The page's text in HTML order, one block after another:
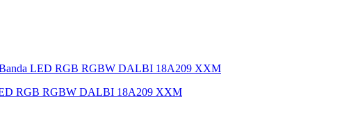
RGB RGBW DALBI 18A209 XXM